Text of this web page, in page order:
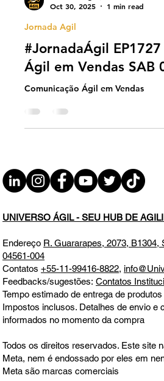
Universo Ágil (interno)
Oct 30, 2025
1 min read
Jornada Agil
Comunicação Ágil em Vendas
UNIVERSO ÁGIL - SEU HUB DE
04561-004
Contatos+55-11-99416-8822,
Feedbacks/sugestões:Contatos